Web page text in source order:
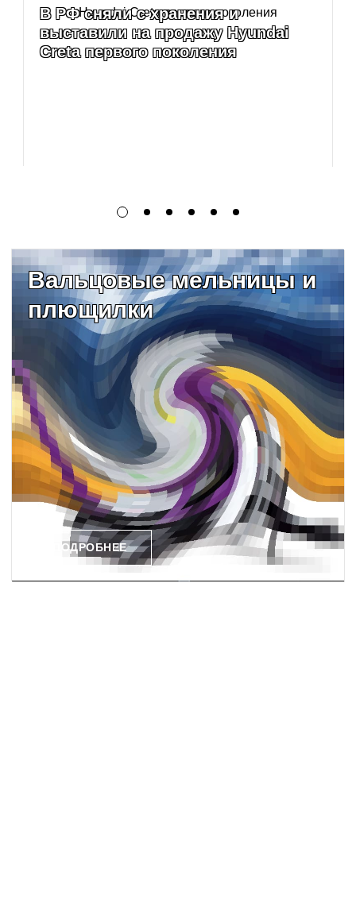
В РФ сняли с хранения и
выставили на продажу Hyundai
Creta первого поколения
Вальцовые мельницы и
плющилки
ПОДРОБНЕЕ